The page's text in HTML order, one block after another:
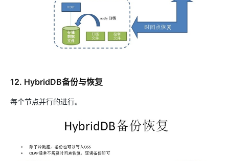
12. HybridDB备份与恢复
每个节点并行的进行。